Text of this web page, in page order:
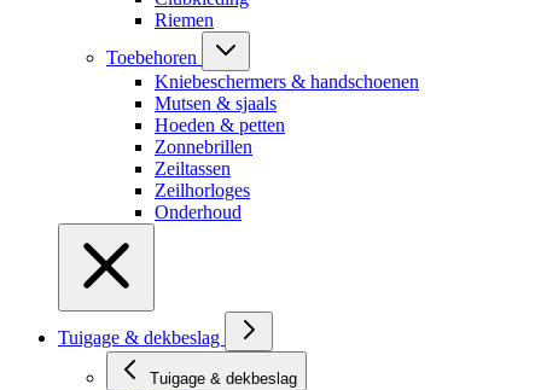
Riemen
Toebehoren
Kniebeschermers & handschoenen
Mutsen & sjaals
Hoeden & petten
Zonnebrillen
Zeiltassen
Zeilhorloges
Onderhoud
Tuigage & dekbeslag
Tuigage & dekbeslag